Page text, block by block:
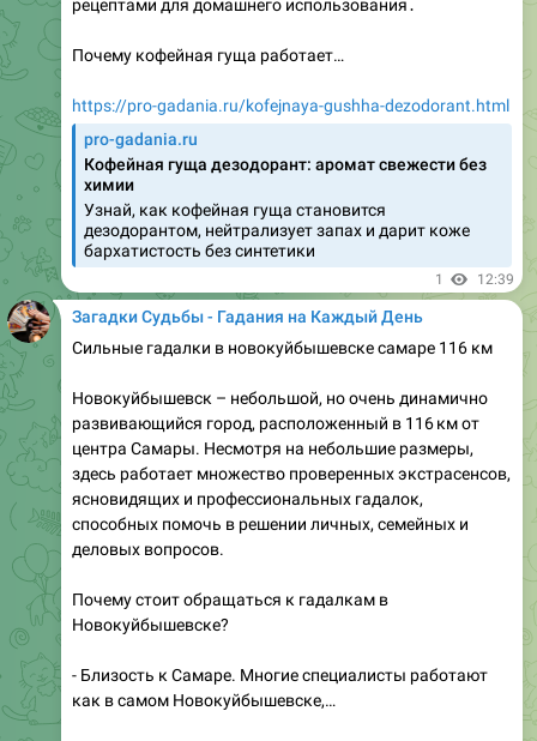
Гадание на картах таро вернется муж живым с войны
Тема, которая волнует многих женщин, находящихся в
зоне боевых действий или в условиях длительной
разлуки, — это вопрос о том, вернётся ли любимый муж
живым. Современные онлайн‑расклады и
традиционные методы Таро позволяют получить
инсайт о текущей энергии, возможных препятствиях и
вероятных исходах. В статье мы разберём, как
правильно проводить гадание, какие карты играют
ключевую роль…
https://pro-gadania.ru/gadanie-na-kartah-taro-vernetsya-
muzh-zhivym-s-vojny.html
1 12:40
Загадки Судьбы - Гадания на Каждый День
Гадалка Руза запись на прием
Если вы ищете профессионального экстрасенса,
готового помочь в решении личных вопросов, Гадалка
Руза – один из самых популярных вариантов в России.
спектр услуг, способы записи на приём, а также
реальные отзывы клиентов.
Кто такая Гадалка Руза?